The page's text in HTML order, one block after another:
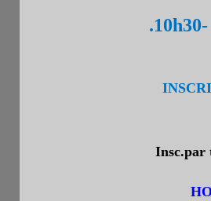
Insc.par